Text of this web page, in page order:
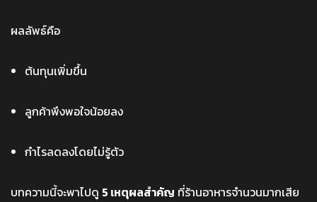
ผลลัพธ์คือ
ต้นทุนเพิ่มขึ้น
ลูกค้าพึงพอใจน้อยลง
กำไรลดลงโดยไม่รู้ตัว
บทความนี้จะพาไปดู 5 เหตุผลสำคัญ ที่ร้านอาหารจำนวนมากเสีย